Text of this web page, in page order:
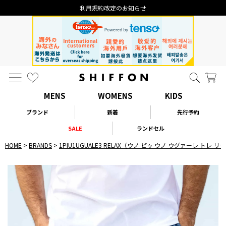
利用規約改定のお知らせ
MENS WOMENS KIDS
ブランド 新着
先行予約
SALE
ランドセル
HOME BRANDS 1PIU1UGUALE3 RELAX（ウノ ピゥ ウノ ウグァーレ トレ リ